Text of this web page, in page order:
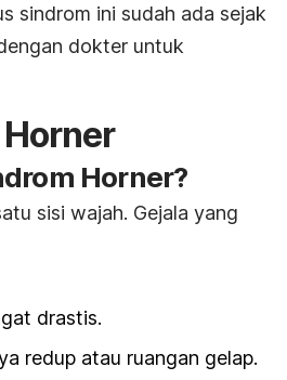
sindrom ini sudah ada sejak
dokter untuk
Horner?
sisi wajah. Gejala yang
drastis.
redup atau ruangan gelap.